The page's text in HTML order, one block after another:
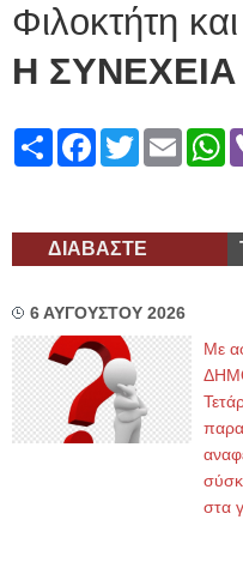
Φιλοκτήτη
Η
ShareFacebook
TwitterEmail
ΔΙΑΒΑΣΤΕ
6 ΑΥΓΟΥΣΤΟΥ 2026
Με
στα